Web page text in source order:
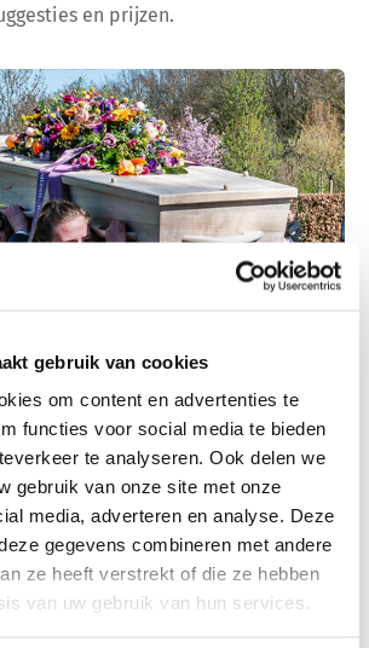
gebruik van cookies
om content en advertenties te
functies voor social media te bieden
te analyseren. Ook delen we
gebruik van onze site met onze
media, adverteren en analyse. Deze
gegevens combineren met andere
ze heeft verstrekt of die ze hebben
van uw gebruik van hun services.
en prijzen.
begrafenis
crematie